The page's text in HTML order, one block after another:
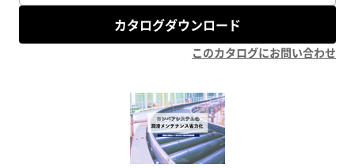
カタログダウンロード
このカタログにお問い合わせ